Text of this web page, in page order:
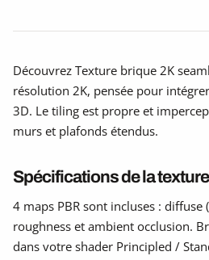
Découvrez Texture brique 2K
résolution 2K, pensée pour
3D. Le tiling est propre et
murs et plafonds étendus.
Spécifications de la texture
4 maps PBR sont incluses :
roughness et ambient occlusion.
dans votre shader Principled /